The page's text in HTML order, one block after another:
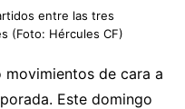
entre las tres
(Foto: Hércules CF)
movimientos de cara a
Este domingo